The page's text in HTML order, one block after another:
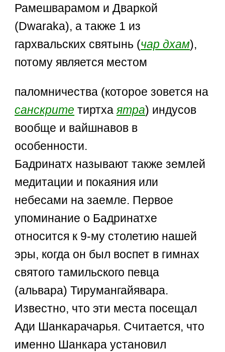
Рамешварамом и Дваркой
(Dwaraka), а также 1 из
гархвальских святынь (чар дхам),
потому является местом
паломничества (которое зовется на
санскрите тиртхаятра) индусов
вообще и вайшнавов в
особенности.
Бадринатх называют также землей
медитации и покаяния или
небесами на заемле. Первое
упоминание о Бадринатхе
относится к 9-му столетию нашей
эры, когда он был воспет в гимнах
святого тамильского певца
(альвара) Тирумангайявара.
Известно, что эти места посещал
Ади Шанкарачарья. Считается, что
именно Шанкара установил